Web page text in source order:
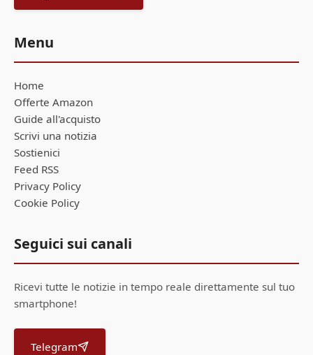
Menu
Home
Offerte Amazon
Guide all'acquisto
Scrivi una notizia
Sostienici
Feed RSS
Privacy Policy
Cookie Policy
Seguici sui canali
Ricevi tutte le notizie in tempo reale direttamente sul tuo
smartphone!
Telegram